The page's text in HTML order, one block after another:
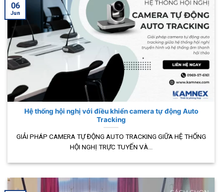
Hệ thống hội nghị với điều khiển camera tự động Auto
Tracking
GIẢI PHÁP CAMERA TỰ ĐỘNG AUTO TRACKING GIỮA HỆ THỐNG
HỘI NGHỊ TRỰC TUYẾN VÀ...
06
Jun